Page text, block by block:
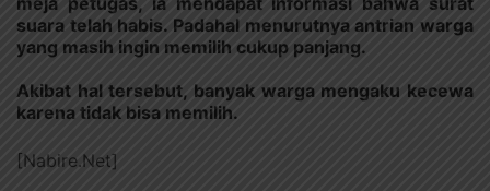
suara telah habis. Padahal menurutnya antrian warga
yang masih ingin memilih cukup panjang.
Akibat hal tersebut, banyak warga mengaku kecewa
karena tidak bisa memilih.
[Nabire.Net]